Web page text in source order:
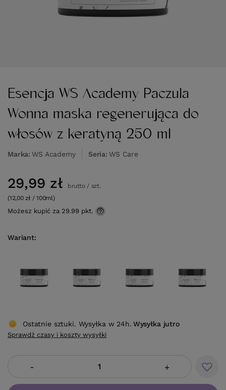
Esencja WS Academy Paczula
Wonna maska regenerująca do
włosów z keratyną 250 ml
Marka WS Academy Seria WS Care
Wariant
29,99 zł brutto/ szt.
(12,00 zł / 100ml)
Możesz kupić za 29.99 pkt.
- +
Ostatnie sztuki. Wysyłka w 24h. Wysyłka jutro
Sprawdź czasy i koszty wysyłki